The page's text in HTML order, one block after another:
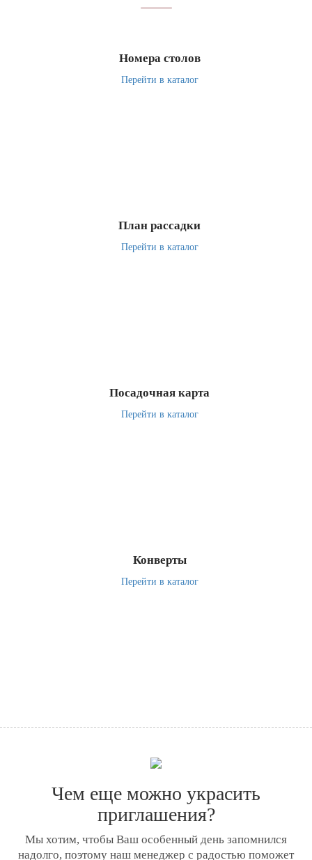
Номера столов
Перейти в каталог
План рассадки
Перейти в каталог
Посадочная карта
Перейти в каталог
Конверты
Перейти в каталог
Чем еще можно украсить
приглашения?
Мы хотим, чтобы Ваш особенный день запомнился
надолго, поэтому наш менеджер с радостью поможет